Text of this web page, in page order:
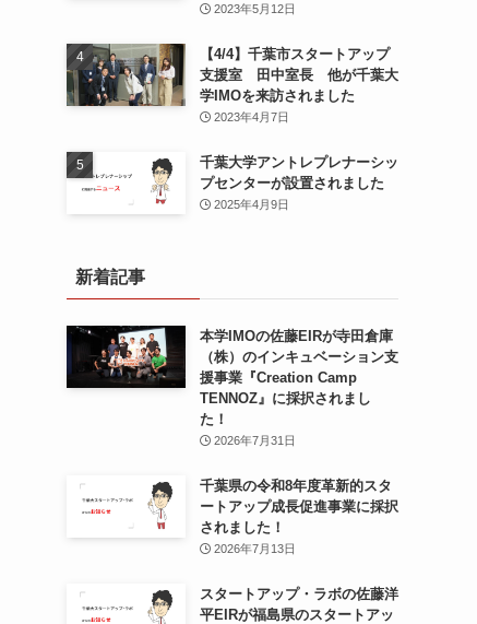
2023年5月12日
【4/4】千葉市スタートアップ
支援室 田中室長 他が千葉大
学IMOを来訪されました
2023年4月7日
千葉大学アントレプレナーシッ
プセンターが設置されました
2025年4月9日
新着記事
本学IMOの佐藤EIRが寺田倉庫
（株）のインキュベーション支
援事業『Creation Camp
TENNOZ』に採択されまし
た！
2026年7月31日
千葉県の令和8年度⾰新的スタ
ートアップ成⻑促進事業に採択
されました！
2026年7月13日
スタートアップ・ラボの佐藤洋
平EIRが福島県のスタートアッ